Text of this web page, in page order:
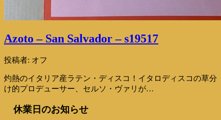
Azoto – San Salvador – s19517
投稿者: オフ
灼熱のイタリア産ラテン・ディスコ！イタロディスコの草分
け的プロデューサー、セルソ・ヴァリが…
休業日のお知らせ